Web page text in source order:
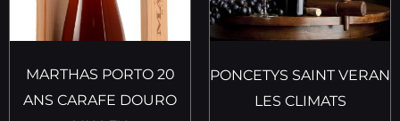
MARTHAS PORTO 20
ANS CARAFE DOURO
PONCETYS SAINT VERAN
LES CLIMATS